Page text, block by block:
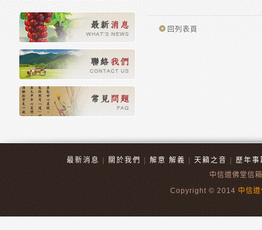
回列表頁
最新消息 關於我們 |解意 解義 |天籟之音 |歷年事
中信道佛堂信
Copyright © 2014 中信